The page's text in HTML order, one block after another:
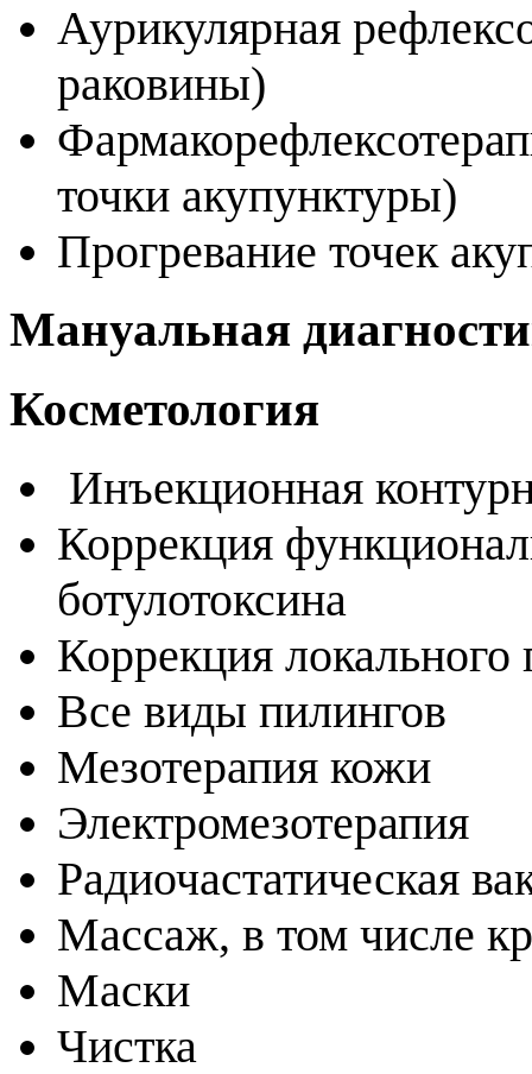
Аурикулярная
раковины)
точки акупунктуры)
Прогревание точек
Мануальная
Косметология
Инъекционная
Коррекция
ботулотоксина
Коррекция локального
Все виды пилингов
Мезотерапия кожи
Электромезотерапия
Радиочастатическая
Массаж, в том числе
Маски
Чистка